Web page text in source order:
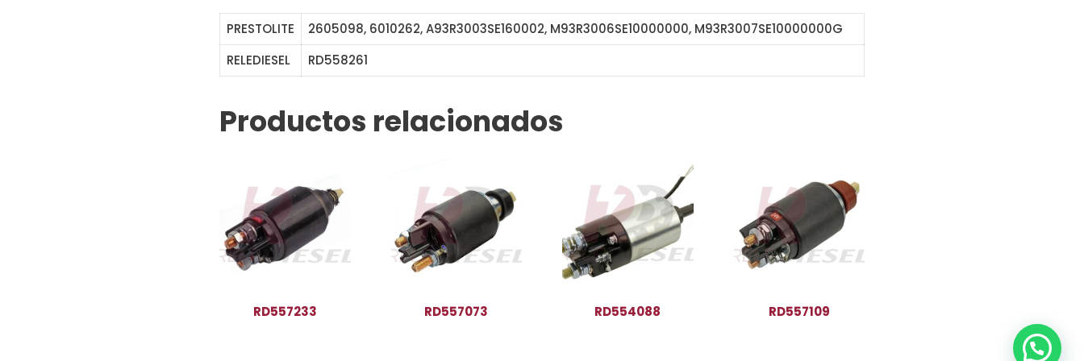
PRESTOLITE
2605098, 6010262, A93R3003SE160002, M93R3006SE10000000, M93R3007SE10000000G
RELEDIESEL
RD558261
Productos relacionados
RD557233 RD557073 RD554088 RD557109